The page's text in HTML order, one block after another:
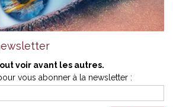
voir avant les autres.
vous abonner à la newsletter :